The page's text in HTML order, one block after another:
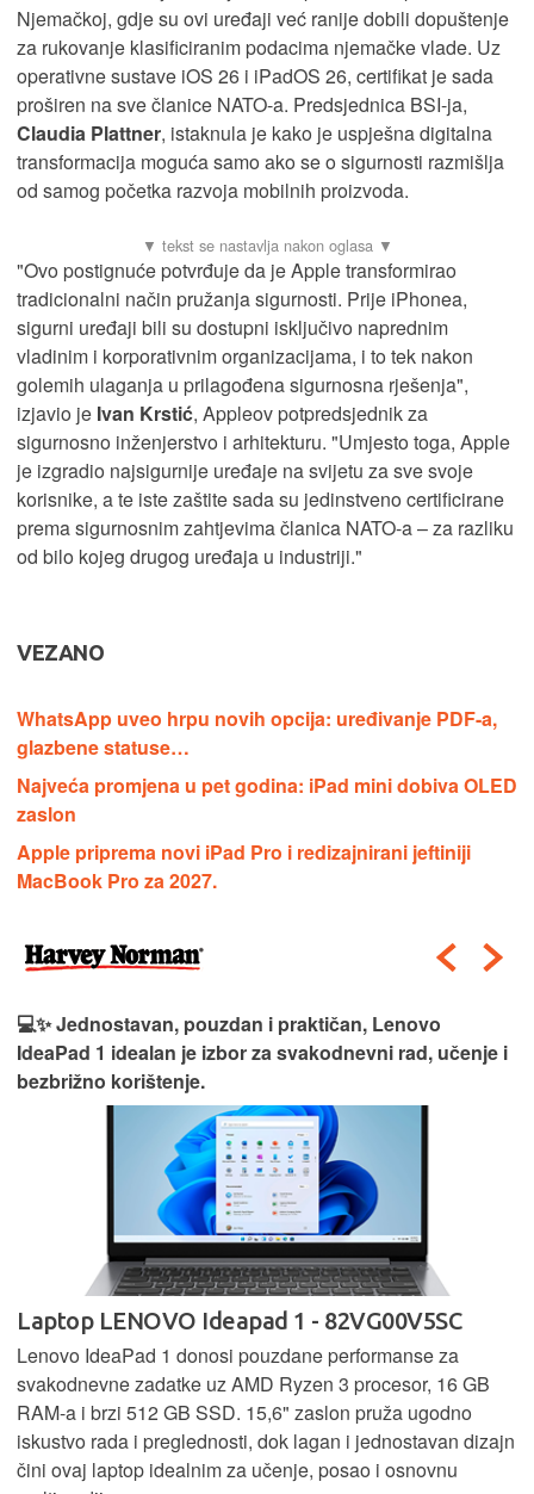
Njemačkoj, gdje su ovi uređaji već ranije dobili dopuštenje
za rukovanje klasificiranim podacima njemačke vlade. Uz
operativne sustave iOS 26 i iPadOS 26, certifikat je sada
proširen na sve članice NATO-a. Predsjednica BSI-ja,
Claudia Plattner, istaknula je kako je uspješna digitalna
transformacija moguća samo ako se o sigurnosti razmišlja
od samog početka razvoja mobilnih proizvoda.
"Ovo postignuće potvrđuje da je Apple transformirao
tradicionalni način pružanja sigurnosti. Prije iPhonea,
sigurni uređaji bili su dostupni isključivo naprednim
vladinim i korporativnim organizacijama, i to tek nakon
golemih ulaganja u prilagođena sigurnosna rješenja",
izjavio je Ivan Krstić, Appleov potpredsjednik za
sigurnosno inženjerstvo i arhitekturu. "Umjesto toga, Apple
je izgradio najsigurnije uređaje na svijetu za sve svoje
korisnike, a te iste zaštite sada su jedinstveno certificirane
prema sigurnosnim zahtjevima članica NATO-a – za razliku
od bilo kojeg drugog uređaja u industriji."
VEZANO
WhatsApp uveo hrpu novih opcija: uređivanje PDF-a,
glazbene statuse…
Najveća promjena u pet godina: iPad mini dobiva OLED
zaslon
Apple priprema novi iPad Pro i redizajnirani jeftiniji
MacBook Pro za 2027.
💻✨ Jednostavan, pouzdan i praktičan, Lenovo
IdeaPad 1 idealan je izbor za svakodnevni rad, učenje i
bezbrižno korištenje.
Laptop LENOVO Ideapad 1 - 82VG00V5SC
Lenovo IdeaPad 1 donosi pouzdane performanse za
svakodnevne zadatke uz AMD Ryzen 3 procesor, 16 GB
RAM-a i brzi 512 GB SSD. 15,6" zaslon pruža ugodno
iskustvo rada i preglednosti, dok lagan i jednostavan dizajn
čini ovaj laptop idealnim za učenje, posao i osnovnu